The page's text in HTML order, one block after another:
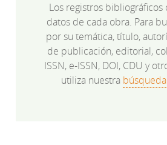
Los registros bibliográficos
datos de cada obra. Para
por su temática, título,
de publicación, editorial,
ISSN, e-ISSN, DOI, CDU y
utiliza nuestra